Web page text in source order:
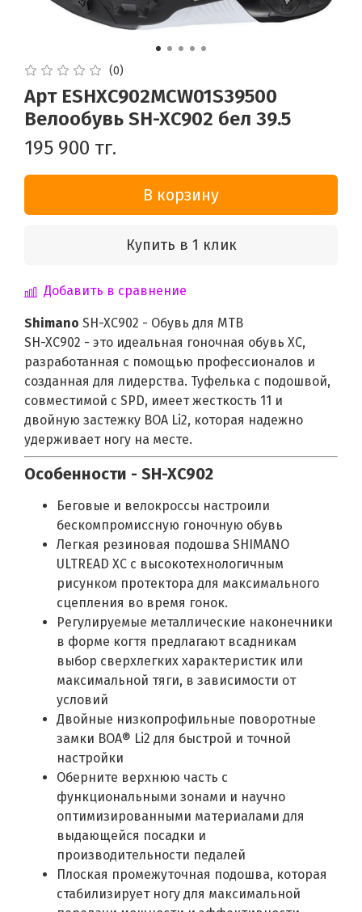
(0)
Арт ESHXC902MCW01S39500
Велообувь SH-XC902 бел 39.5
195 900 тг.
В корзину
Купить в 1 клик
Добавить в сравнение
Shimano SH-XC902 - Обувь для MTB
SH-XC902 - это идеальная гоночная обувь XC,
разработанная с помощью профессионалов и
созданная для лидерства. Туфелька с подошвой,
совместимой с SPD, имеет жесткость 11 и
двойную застежку BOA Li2, которая надежно
удерживает ногу на месте.
Особенности - SH-XC902
Беговые и велокроссы настроили
бескомпромиссную гоночную обувь
Легкая резиновая подошва SHIMANO
ULTREAD XC с высокотехнологичным
рисунком протектора для максимального
сцепления во время гонок.
Регулируемые металлические наконечники
в форме когтя предлагают всадникам
выбор сверхлегких характеристик или
максимальной тяги, в зависимости от
условий
Двойные низкопрофильные поворотные
замки BOA® Li2 для быстрой и точной
настройки
Оберните верхнюю часть с
функциональными зонами и научно
оптимизированными материалами для
выдающейся посадки и
производительности педалей
Плоская промежуточная подошва, которая
стабилизирует ногу для максимальной